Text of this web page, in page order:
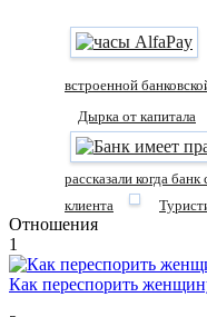
встроенной
Дырка от капитала
рассказали когда
клиента
Отношения
1
Как переспорить